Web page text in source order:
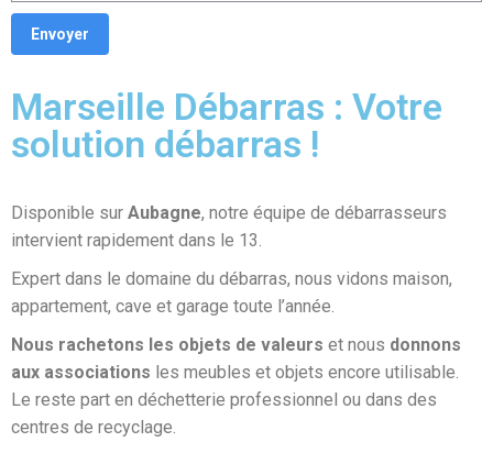
Marseille Débarras : Votre
solution débarras !
Disponible sur Aubagne, notre équipe de débarrasseurs
intervient rapidement dans le 13.
Expert dans le domaine du débarras, nous vidons maison,
appartement, cave et garage toute l’année.
Nous rachetons les objets de valeurs et nous donnons
aux associations les meubles et objets encore utilisable.
Le reste part en déchetterie professionnel ou dans des
centres de recyclage.